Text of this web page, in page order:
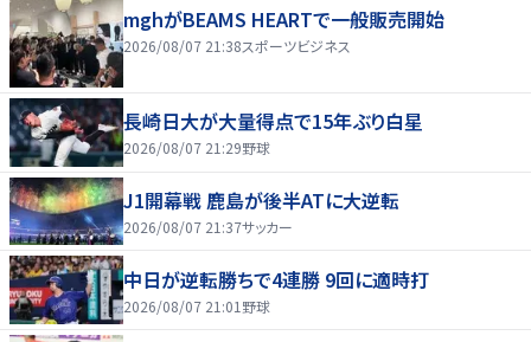
mghがBEAMS HEARTで一般販売開始
2026/08/07 21:38スポーツビジネス
長崎日大が大量得点で15年ぶり白星
2026/08/07 21:29野球
J1開幕戦 鹿島が後半ATに大逆転
2026/08/07 21:37サッカー
中日が逆転勝ちで4連勝 9回に適時打
2026/08/07 21:01 野球